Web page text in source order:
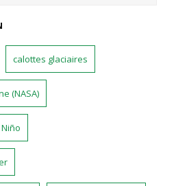
calottes glaciaires
(NASA)